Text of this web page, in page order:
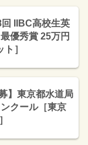
回 IIBC高校生英
優秀賞 25万円
］
】東京都水道局
クール［東京